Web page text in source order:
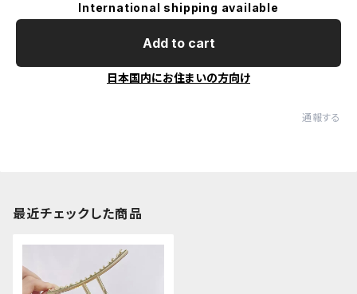
International shipping available
Add to cart
日本国内にお住まいの方向け
通報する
最近チェックした商品